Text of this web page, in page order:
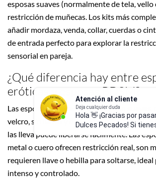
Atención al cliente
Deja cualquier duda
Hola 👋 ¡Gracias por
Dulces Pecados! Si
duda sobre productos,
esposas suaves (normalmente de tela,
restricción de muñecas. Los kits más
añadir mordaza, venda, collar, cuerdas o
de entrada perfecto para explorar la
sensorial en pareja.
¿Qué diferencia hay entre
eróticas y esposas BDSM?
Las esposas eróticas (o de tela) son suaves,
velcro, sin llaves y diseñadas para juego
las lleva puede liberarse fácilmente. Las
metal o cuero ofrecen restricción real, son
requieren llave o hebilla para soltarse, ideal
intenso y controlado.